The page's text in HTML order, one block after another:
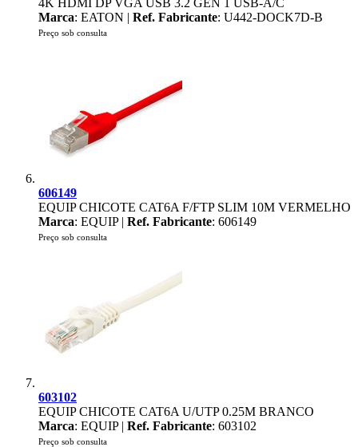
4K HDMI DP VGA USB 3.2 GEN 1 USB-A/C
Marca: EATON | Ref. Fabricante: U442-DOCK7D-B
Preço sob consulta
606149
EQUIP CHICOTE CAT6A F/FTP SLIM 10M VERMELHO
Marca: EQUIP | Ref. Fabricante: 606149
Preço sob consulta
603102
EQUIP CHICOTE CAT6A U/UTP 0.25M BRANCO
Marca: EQUIP | Ref. Fabricante: 603102
Preço sob consulta